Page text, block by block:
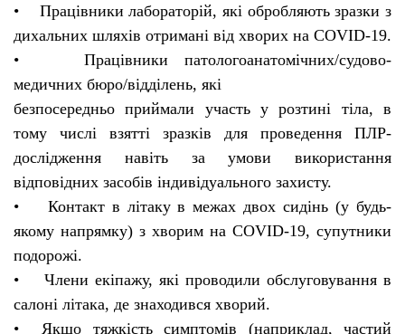
• Працівники лабораторій, які обробляють зразки з
дихальних шляхів отримані від хворих на COVID-19.
• Працівники патологоанатомічних/судово-
медичних бюро/відділень, які
безпосередньо приймали участь у розтині тіла, в
тому числі взятті зразків для проведення ПЛР-
дослідження навіть за умови використання
відповідних засобів індивідуального захисту.
• Контакт в літаку в межах двох сидінь (у будь-
якому напрямку) з хворим на COVID-19, супутники
подорожі.
• Члени екіпажу, які проводили обслуговування в
салоні літака, де знаходився хворий.
• Якщо тяжкість симптомів (наприклад, частий